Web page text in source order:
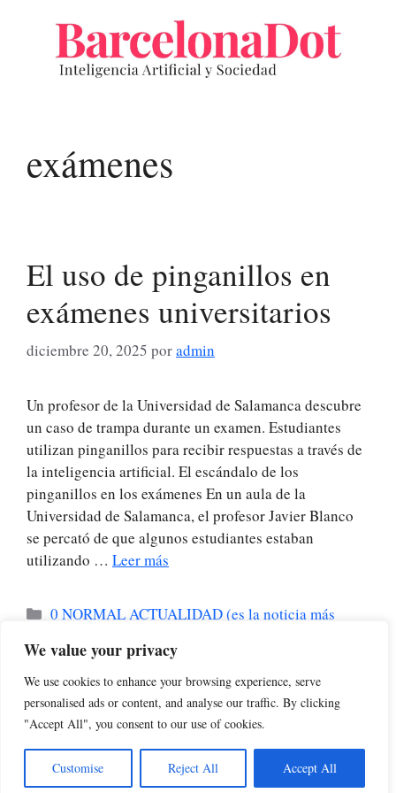
We value your privacy
We use cookies to enhance your browsing experience, serve
personalised ads or content, and analyse our traffic. By clicking
"Accept All", you consent to our use of cookies.
Customise Reject All Accept All
contenido
exámenes
El uso de pinganillos en
exámenes universitarios
diciembre 20, 2025 poradmin
Un profesor de la Universidad de Salamanca descubre
un caso de trampa durante un examen. Estudiantes
utilizan pinganillos para recibir respuestas a través de
la inteligencia artificial. El escándalo de los
pinganillos en los exámenes En un aula de la
Universidad de Salamanca, el profesor Javier Blanco
se percató de que algunos estudiantes estaban
utilizando … Leer más
Categorías
0 NORMAL ACTUALIDAD (es la noticia más
habitual)
Etiquetas
tecnología
,
© 2026 BARCELONADOT.es GeneratePress